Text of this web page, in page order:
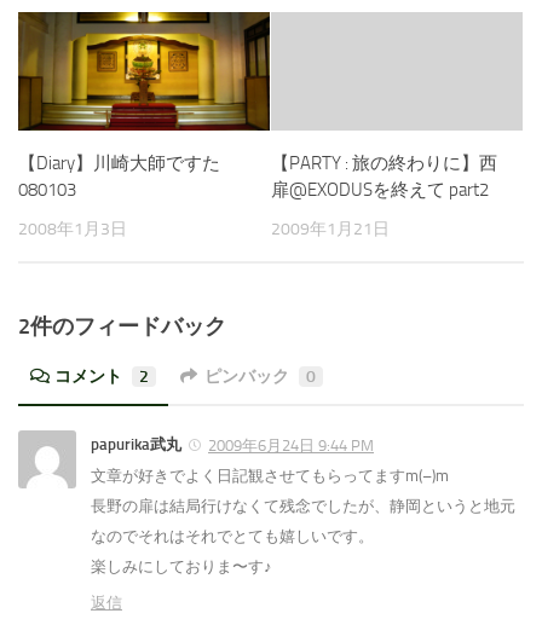
【Diary】川崎大師ですた
080103
2008年1月3日
【PARTY : 旅の終わりに】西
扉@EXODUSを終えて part2
2009年1月21日
2件のフィードバック
コメント 2 ピンバック 0
papurika武丸
2009年6月24日 9:44 PM
文章が好きでよく日記観させてもらってますm(–)m
長野の扉は結局行けなくて残念でしたが、静岡というと地元
なのでそれはそれでとても嬉しいです。
楽しみにしておりま〜す♪
返信